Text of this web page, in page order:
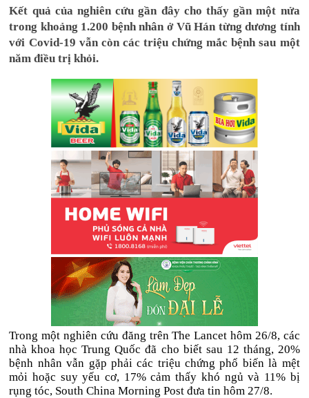
Kết quả của nghiên cứu gần đây cho thấy gần một nửa
trong khoảng 1.200 bệnh nhân ở Vũ Hán từng dương tính
với Covid-19 vẫn còn các triệu chứng mắc bệnh sau một
năm điều trị khỏi.
Trong một nghiên cứu đăng trên The Lancet hôm 26/8, các
nhà khoa học Trung Quốc đã cho biết sau 12 tháng, 20%
bệnh nhân vẫn gặp phải các triệu chứng phổ biến là mệt
mỏi hoặc suy yếu cơ, 17% cảm thấy khó ngủ và 11% bị
rụng tóc, South China Morning Post đưa tin hôm 27/8.